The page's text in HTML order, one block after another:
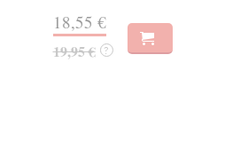
31,21 €
32,85 € ?